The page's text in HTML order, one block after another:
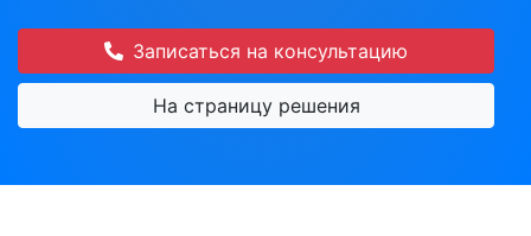
Записаться на консультацию
На страницу решения